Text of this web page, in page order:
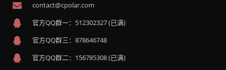
contact@cpolar.com
官方QQ群一：512302327 (已满)
官方QQ群三：878646748
官方QQ群二：156785308 (已满)